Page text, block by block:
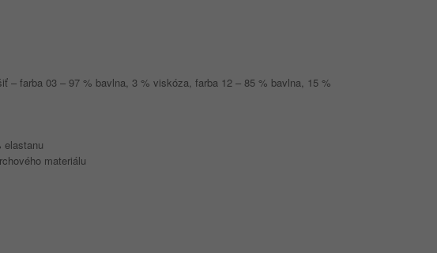
– farba 03 – 97 % bavlna, 3 % viskóza, farba 12 – 85 % bavlna, 15 %
elastanu
materiálu